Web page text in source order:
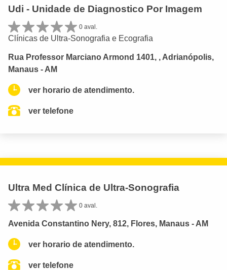
Udi - Unidade de Diagnostico Por Imagem
0 aval.
Clínicas de Ultra-Sonografia e Ecografia
Rua Professor Marciano Armond 1401, , Adrianópolis,
Manaus - AM
ver horario de atendimento.
ver telefone
Ultra Med Clínica de Ultra-Sonografia
0 aval.
Avenida Constantino Nery, 812, Flores, Manaus - AM
ver horario de atendimento.
ver telefone